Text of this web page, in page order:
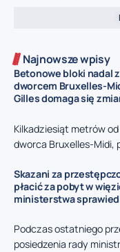
Najnowsze wpisy
Betonowe bloki nadal
dworcem Bruxelles-
Gilles domaga się
Kilkadziesiąt metrów
dworca Bruxelles-Midi,
Skazani za
płacić za pobyt w
ministerstwa
Podczas ostatniego
posiedzenia rady